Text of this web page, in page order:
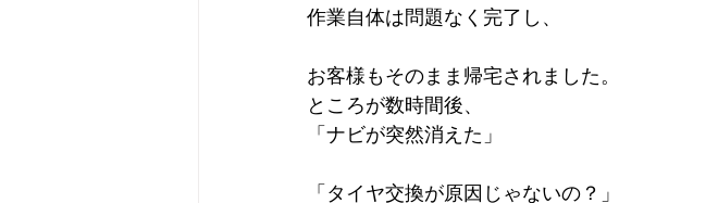
作業自体は問題なく完了し、
お客様もそのまま帰宅されました。
ところが数時間後、
「ナビが突然消えた」
「タイヤ交換が原因じゃないの？」